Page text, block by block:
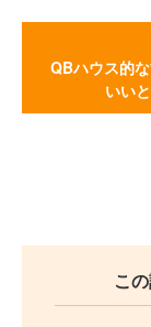
QBハウス的
いい
こ